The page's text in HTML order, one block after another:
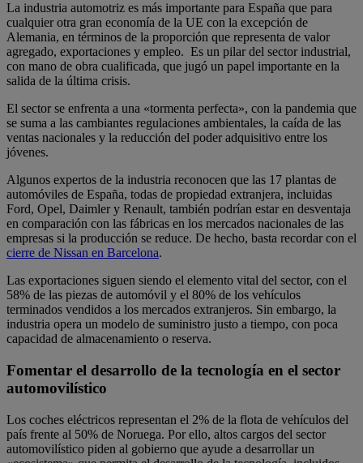
La industria automotriz es más importante para España que para
cualquier otra gran economía de la UE con la excepción de
Alemania, en términos de la proporción que representa de valor
agregado, exportaciones y empleo. Es un pilar del sector industrial,
con mano de obra cualificada, que jugó un papel importante en la
salida de la última crisis.
El sector se enfrenta a una «tormenta perfecta», con la pandemia que
se suma a las cambiantes regulaciones ambientales, la caída de las
ventas nacionales y la reducción del poder adquisitivo entre los
jóvenes.
Algunos expertos de la industria reconocen que las 17 plantas de
automóviles de España, todas de propiedad extranjera, incluidas
Ford, Opel, Daimler y Renault, también podrían estar en desventaja
en comparación con las fábricas en los mercados nacionales de las
empresas si la producción se reduce. De hecho, basta recordar con el
cierre de Nissan en Barcelona.
Las exportaciones siguen siendo el elemento vital del sector, con el
58% de las piezas de automóvil y el 80% de los vehículos
terminados vendidos a los mercados extranjeros. Sin embargo, la
industria opera un modelo de suministro justo a tiempo, con poca
capacidad de almacenamiento o reserva.
Fomentar el desarrollo de la tecnología en el sector
automovilístico
Los coches eléctricos representan el 2% de la flota de vehículos del
país frente al 50% de Noruega. Por ello, altos cargos del sector
automovilístico piden al gobierno que ayude a desarrollar un